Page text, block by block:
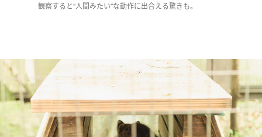
観察すると“人間みたい”な動作に出合える驚きも。